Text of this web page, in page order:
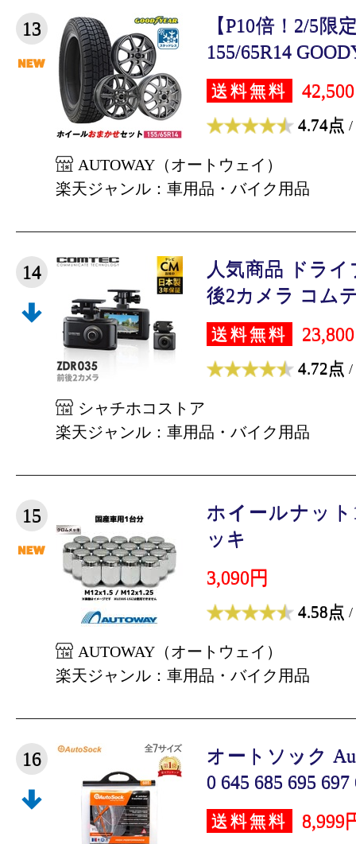
13
【P10倍！2/5限
155/65R14
送料無料
4.74点 /
AUTOWAY（オートウェイ）
楽天ジャンル：車用品・バイク用品
14
人気商品 ドラ
後2カメラ コム
送料無料
4.72点 /
シャチホコストア
楽天ジャンル：車用品・バイク用品
15
ホイールナッ
ッキ
3,090円
4.58点 /
AUTOWAY（オートウェイ）
楽天ジャンル：車用品・バイク用品
16
オートソック
0 645 685 695 697
送料無料 8,999